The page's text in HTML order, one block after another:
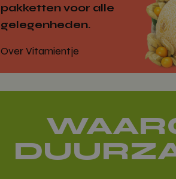
pakketten voor alle
gelegenheden.
Over Vitamientje